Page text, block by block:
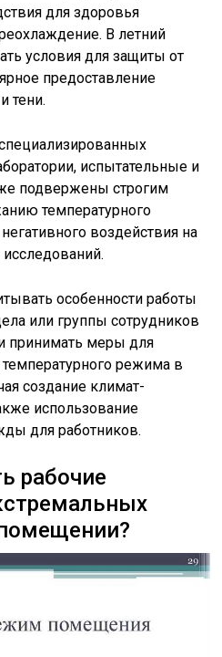
для здоровья
В летний
условия для защиты от
предоставление
тени.
испытательные и
подвержены строгим
температурного
воздействия на
особенности работы
или группы сотрудников
принимать меры для
режима в
создание климат-
использование
для работников.
рабочие